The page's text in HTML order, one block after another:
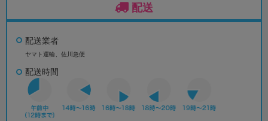
配送
配送業者
ヤマト運輸、佐川急便
配送時間